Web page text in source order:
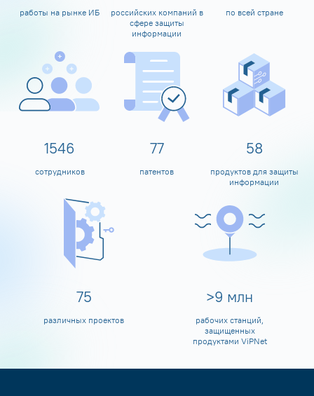
работы на рынке ИБ
российских компаний в
сфере защиты
информации
по всей стране
1600
сотрудников
80
патентов
60
продуктов для защиты
информации
80
различных проектов
>10 млн
рабочих станций,
защищенных
продуктами ViPNet